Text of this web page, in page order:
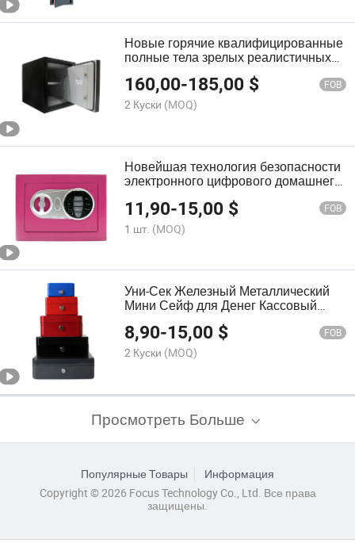
Новые горячие квалифицированные
полные тела зрелых реалистичных
файлов безопасных тигровых
украшений безопасных
160,00-185,00 $ FOB
2 Куски (MOQ)
Новейшая технология безопасности
электронного цифрового домашнего
11,90-15,00 $ FOB
1 шт. (MOQ)
Уни-Сек Железный Металлический
Мини Сейф для Денег Кассовый
Сейф Деньги-Ящик (CB-20)
8,90-15,00 $ FOB
2 Куски (MOQ)
Просмотреть Больше
Популярные Товары
Информация
Copyright © 2026 Focus Technology Co., Ltd. Все права
защищены.